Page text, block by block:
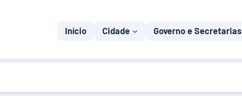
Início Cidade Governo e Secretarias